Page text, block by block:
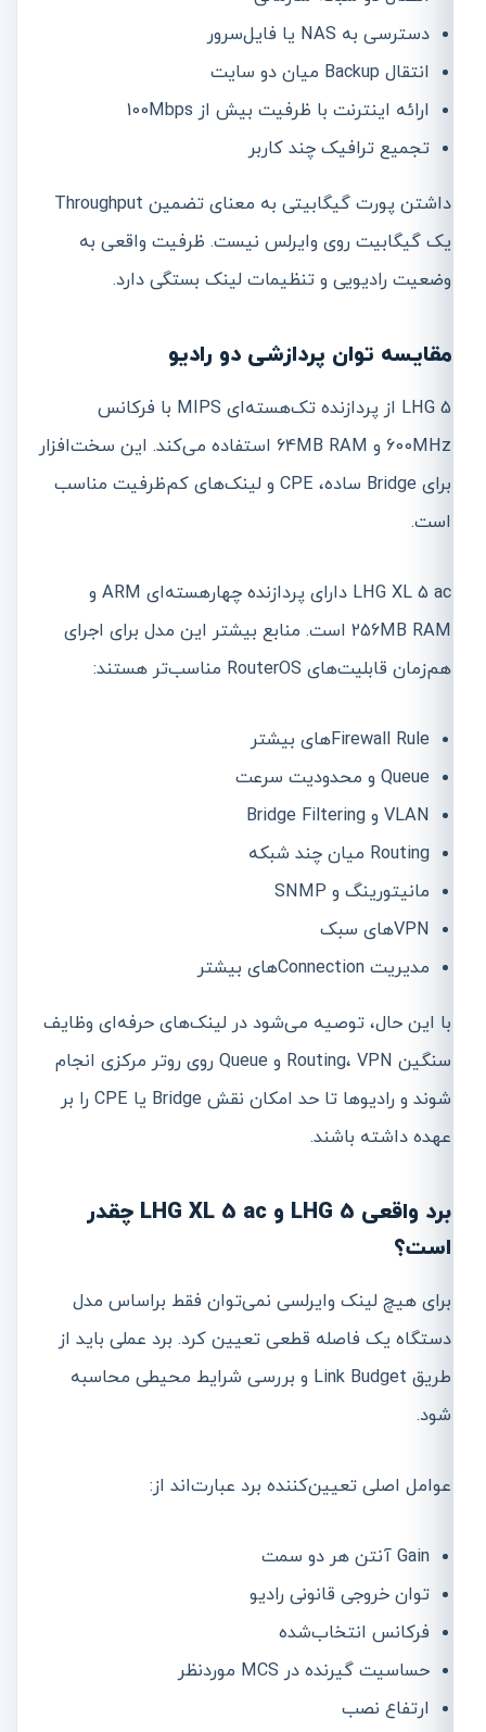
دسترسی به NAS یا فایل‌سرور
انتقال Backup میان دو سایت
ارائه اینترنت با ظرفیت بیش از 100Mbps
تجمیع ترافیک چند کاربر
داشتن پورت گیگابیتی به معنای تضمین Throughput
یک گیگابیت روی وایرلس نیست. ظرفیت واقعی به
وضعیت رادیویی و تنظیمات لینک بستگی دارد.
مقایسه توان پردازشی دو رادیو
LHG 5 از پردازنده تک‌هسته‌ای MIPS با فرکانس
600MHz و 64MB RAM استفاده می‌کند. این سخت‌افزار
برای Bridge ساده، CPE و لینک‌های کم‌ظرفیت مناسب
است.
LHG XL 5 ac دارای پردازنده چهارهسته‌ای ARM و
256MB RAM است. منابع بیشتر این مدل برای اجرای
هم‌زمان قابلیت‌های RouterOS مناسب‌تر هستند:
Firewall Ruleهای بیشتر
Queue و محدودیت سرعت
VLAN و Bridge Filtering
Routing میان چند شبکه
مانیتورینگ و SNMP
VPNهای سبک
مدیریت Connectionهای بیشتر
با این حال، توصیه می‌شود در لینک‌های حرفه‌ای وظایف
سنگین Routing، VPN و Queue روی روتر مرکزی انجام
شوند و رادیوها تا حد امکان نقش Bridge یا CPE را بر
عهده داشته باشند.
برد واقعی LHG 5 و LHG XL 5 ac چقدر
است؟
برای هیچ لینک وایرلسی نمی‌توان فقط براساس مدل
دستگاه یک فاصله قطعی تعیین کرد. برد عملی باید از
طریق Link Budget و بررسی شرایط محیطی محاسبه
شود.
عوامل اصلی تعیین‌کننده برد عبارت‌اند از:
Gain آنتن هر دو سمت
توان خروجی قانونی رادیو
فرکانس انتخاب‌شده
حساسیت گیرنده در MCS موردنظر
ارتفاع نصب